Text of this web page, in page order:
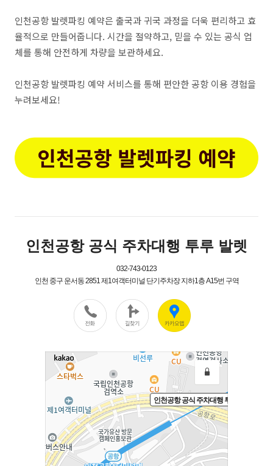
인천공항 발렛파킹 예약은 출국과 귀국 과정을 더욱 편리하고 효
율적으로 만들어줍니다. 시간을 절약하고, 믿을 수 있는 공식 업
체를 통해 안전하게 차량을 보관하세요.
인천공항 발렛파킹 예약 서비스를 통해 편안한 공항 이용 경험을
누려보세요!